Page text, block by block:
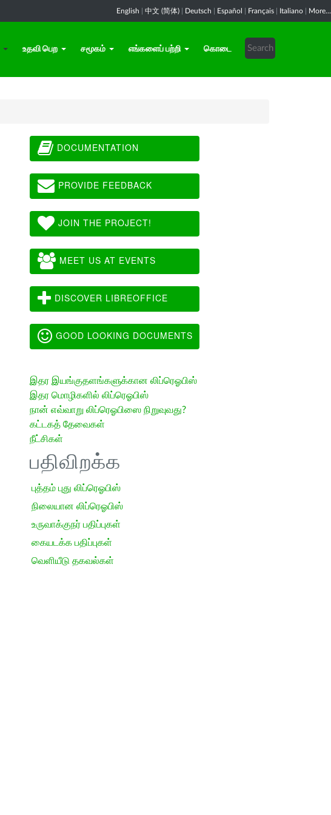
English 中文 (简体) Deutsch Español Français Italiano More...
உதவி பெற சமூகம் எங்களைப் பற்றி கொடை
DOCUMENTATION
PROVIDE FEEDBACK
JOIN THE PROJECT!
MEET US AT EVENTS
DISCOVER LIBREOFFICE
GOOD LOOKING DOCUMENTS
இதர இயங்குதளங்களுக்கான லிப்ரெஓபிஸ்
இதர மொழிகளில் லிப்ரெஓபிஸ்
நான் எவ்வாறு லிப்ரெஓபிஸை நிறுவுவது?
கட்டகத் தேவைகள்
நீட்சிகள்
பதிவிறக்க
புத்தம் புது லிப்ரெஓபிஸ்
நிலையான லிப்ரெஓபிஸ்
உருவாக்குநர் பதிப்புகள்
கையடக்க பதிப்புகள்
வெளியீடு தகவல்கள்